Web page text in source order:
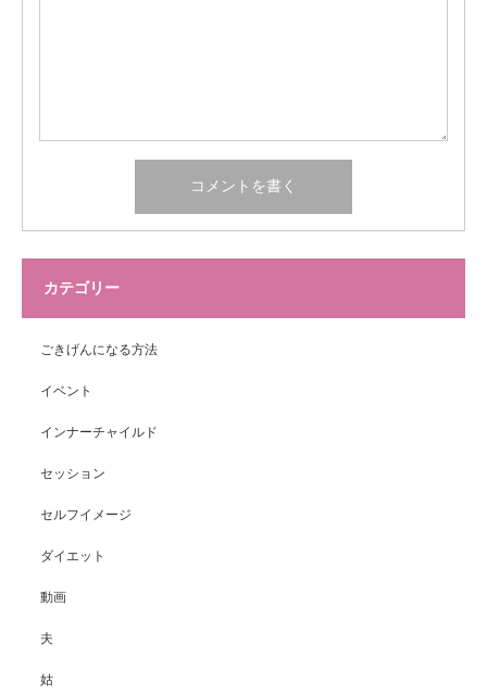
カテゴリー
ごきげんになる方法
イベント
インナーチャイルド
セッション
セルフイメージ
ダイエット
動画
夫
姑